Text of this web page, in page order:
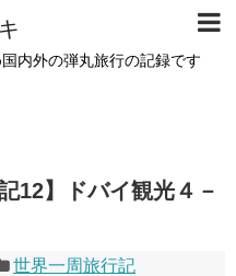
内外の弾丸旅行の記録です
12】ドバイ観光４－
世界一周旅行記